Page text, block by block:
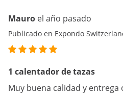
Mauro el año pasado
Publicado en Expondo
1 calentador de tazas
Muy buena calidad y